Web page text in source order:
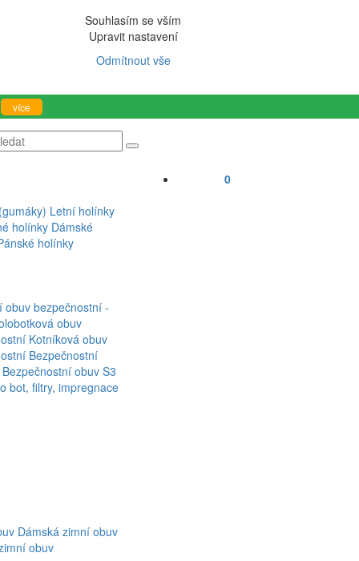
Souhlasím se vším
Upravit nastavení
Odmítnout vše
více
Letní holínky
holínky Dámské
holínky
obuv bezpečnostní -
obuv
Kotníková obuv
Bezpečnostní
Bezpečnostní obuv S3
bot, filtry, impregnace
Dámská zimní obuv
obuv
0